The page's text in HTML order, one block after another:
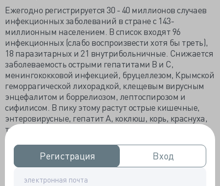
Регистрация
Регистрация Вход
Вход
Ежегодно регистрируется 30 - 40 миллионов случаев
инфекционных заболеваний в стране с 143-
миллионным населением. В список входят 96
инфекционных (слабо воспроизвести хотя бы треть),
18 паразитарных и 21 внутрибольничные. Снижается
заболеваемость острыми гепатитами В и С,
менингококковой инфекцией, бруцеллезом, Крымской
геморрагической лихорадкой, клещевым вирусным
энцефалитом и боррелиозом, лептоспирозом и
сифилисом. В пику этому растут острые кишечные,
энтеровирусные, гепатит А, коклюш, корь, краснуха,
туляремия, лихорадка Западного Нила, ВИЧ-
инфекция и далее по списку.
В последние два года резко увеличилась доля кори и
краснухи, что вынудило Росздравнадзор
инициировать активизацию специфической